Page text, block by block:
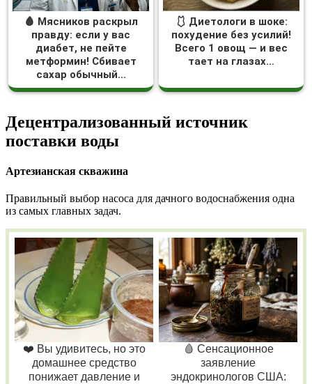
🩸 Мясников раскрыл
правду: если у вас
диабет, не пейте
метформин! Сбивает
сахар обычный...
🩱 Диетологи в шоке:
похудение без усилий!
Всего 1 овощ — и вес
тает на глазах…
Децентрализованный источник
поставки воды
Артезианская скважина
Правильный выбор насоса для дачного водоснабжения одна
из самых главных задач.
❤️ Вы удивитесь, но это
домашнее средство
понижает давление и
🩸 Сенсационное
заявление
эндокринологов США: